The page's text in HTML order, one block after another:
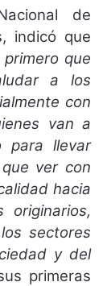
de
indicó que
que
a los
con
van a
para llevar
ver con
hacia
sectores
y del
primeras